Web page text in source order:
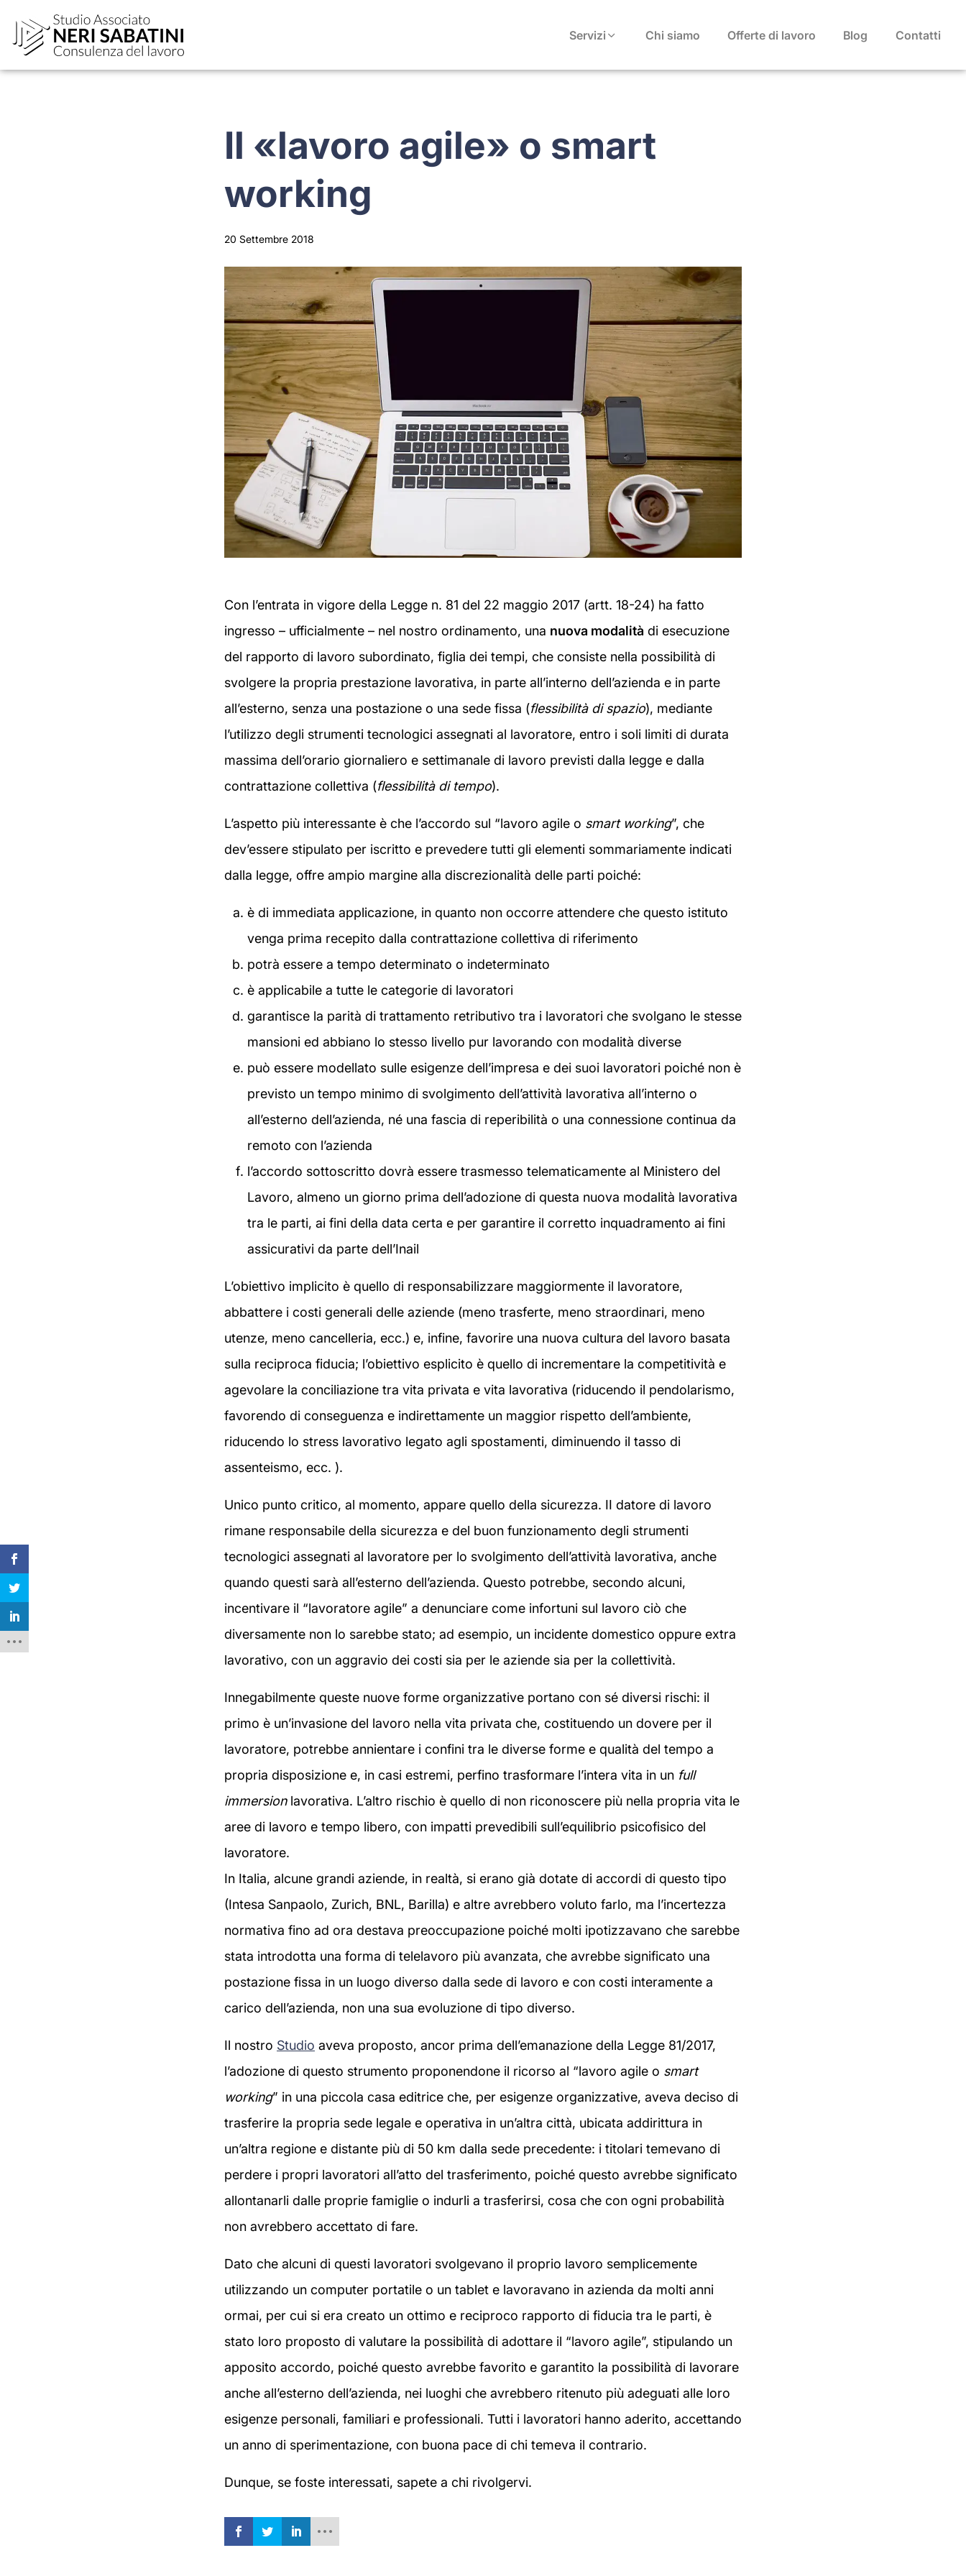
Servizi Chi siamo Offerte di lavoro Blog Contatti
Il «lavoro agile» o smart
working
20 Settembre 2018
Con l’entrata in vigore della Legge n. 81 del 22 maggio 2017 (artt. 18-24) ha fatto
ingresso – ufficialmente – nel nostro ordinamento, una nuova modalità di esecuzione
del rapporto di lavoro subordinato, figlia dei tempi, che consiste nella possibilità di
svolgere la propria prestazione lavorativa, in parte all’interno dell’azienda e in parte
all’esterno, senza una postazione o una sede fissa (flessibilità di spazio), mediante
l’utilizzo degli strumenti tecnologici assegnati al lavoratore, entro i soli limiti di durata
massima dell’orario giornaliero e settimanale di lavoro previsti dalla legge e dalla
contrattazione collettiva (flessibilità di tempo).
L’aspetto più interessante è che l’accordo sul “lavoro agile o smart working”, che
dev’essere stipulato per iscritto e prevedere tutti gli elementi sommariamente indicati
dalla legge, offre ampio margine alla discrezionalità delle parti poiché:
è di immediata applicazione, in quanto non occorre attendere che questo istituto
venga prima recepito dalla contrattazione collettiva di riferimento
potrà essere a tempo determinato o indeterminato
è applicabile a tutte le categorie di lavoratori
garantisce la parità di trattamento retributivo tra i lavoratori che svolgano le stesse
mansioni ed abbiano lo stesso livello pur lavorando con modalità diverse
può essere modellato sulle esigenze dell’impresa e dei suoi lavoratori poiché non è
previsto un tempo minimo di svolgimento dell’attività lavorativa all’interno o
all’esterno dell’azienda, né una fascia di reperibilità o una connessione continua da
remoto con l’azienda
l’accordo sottoscritto dovrà essere trasmesso telematicamente al Ministero del
Lavoro, almeno un giorno prima dell’adozione di questa nuova modalità lavorativa
tra le parti, ai fini della data certa e per garantire il corretto inquadramento ai fini
assicurativi da parte dell’Inail
L’obiettivo implicito è quello di responsabilizzare maggiormente il lavoratore,
abbattere i costi generali delle aziende (meno trasferte, meno straordinari, meno
utenze, meno cancelleria, ecc.) e, infine, favorire una nuova cultura del lavoro basata
sulla reciproca fiducia; l’obiettivo esplicito è quello di incrementare la competitività e
agevolare la conciliazione tra vita privata e vita lavorativa (riducendo il pendolarismo,
favorendo di conseguenza e indirettamente un maggior rispetto dell’ambiente,
riducendo lo stress lavorativo legato agli spostamenti, diminuendo il tasso di
assenteismo, ecc. ).
Unico punto critico, al momento, appare quello della sicurezza. II datore di lavoro
rimane responsabile della sicurezza e del buon funzionamento degli strumenti
tecnologici assegnati al lavoratore per lo svolgimento dell’attività lavorativa, anche
quando questi sarà all’esterno dell’azienda. Questo potrebbe, secondo alcuni,
incentivare il “lavoratore agile” a denunciare come infortuni sul lavoro ciò che
diversamente non lo sarebbe stato; ad esempio, un incidente domestico oppure extra
lavorativo, con un aggravio dei costi sia per le aziende sia per la collettività.
Innegabilmente queste nuove forme organizzative portano con sé diversi rischi: il
primo è un’invasione del lavoro nella vita privata che, costituendo un dovere per il
lavoratore, potrebbe annientare i confini tra le diverse forme e qualità del tempo a
propria disposizione e, in casi estremi, perfino trasformare l’intera vita in un full
immersionlavorativa. L’altro rischio è quello di non riconoscere più nella propria vita le
aree di lavoro e tempo libero, con impatti prevedibili sull’equilibrio psicofisico del
lavoratore.
In Italia, alcune grandi aziende, in realtà, si erano già dotate di accordi di questo tipo
(Intesa Sanpaolo, Zurich, BNL, Barilla) e altre avrebbero voluto farlo, ma l’incertezza
normativa fino ad ora destava preoccupazione poiché molti ipotizzavano che sarebbe
stata introdotta una forma di telelavoro più avanzata, che avrebbe significato una
postazione fissa in un luogo diverso dalla sede di lavoro e con costi interamente a
carico dell’azienda, non una sua evoluzione di tipo diverso.
Il nostro Studio aveva proposto, ancor prima dell’emanazione della Legge 81/2017,
l’adozione di questo strumento proponendone il ricorso al “lavoro agile o smart
working” in una piccola casa editrice che, per esigenze organizzative, aveva deciso di
trasferire la propria sede legale e operativa in un’altra città, ubicata addirittura in
un’altra regione e distante più di 50 km dalla sede precedente: i titolari temevano di
perdere i propri lavoratori all’atto del trasferimento, poiché questo avrebbe significato
allontanarli dalle proprie famiglie o indurli a trasferirsi, cosa che con ogni probabilità
non avrebbero accettato di fare.
Dato che alcuni di questi lavoratori svolgevano il proprio lavoro semplicemente
utilizzando un computer portatile o un tablet e lavoravano in azienda da molti anni
ormai, per cui si era creato un ottimo e reciproco rapporto di fiducia tra le parti, è
stato loro proposto di valutare la possibilità di adottare il “lavoro agile”, stipulando un
apposito accordo, poiché questo avrebbe favorito e garantito la possibilità di lavorare
anche all’esterno dell’azienda, nei luoghi che avrebbero ritenuto più adeguati alle loro
esigenze personali, familiari e professionali. Tutti i lavoratori hanno aderito, accettando
un anno di sperimentazione, con buona pace di chi temeva il contrario.
Dunque, se foste interessati, sapete a chi rivolgervi.